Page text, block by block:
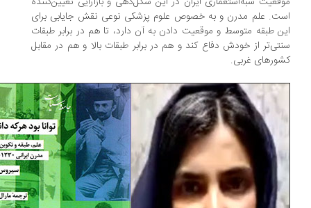
علم مدرن و به خصوص علوم پزشکی نوعی نقش جایابی برای
طبقه متوسط و موقعیت دادن به آن دارد، تا هم در برابر طبقات
از خودش دفاع کند و هم در برابر طبقات بالا و هم در مقابل
غربی.